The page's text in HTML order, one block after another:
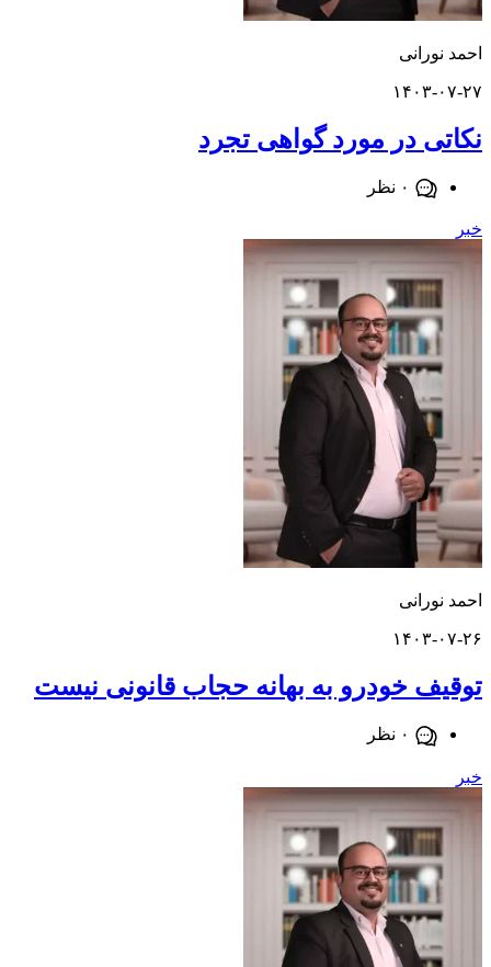
۲۷
در مورد گواهی تجرد
۰ نظر
۲۶
خودرو به بهانه حجاب قانونی نیست
۰ نظر